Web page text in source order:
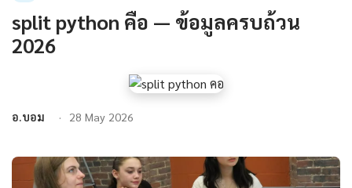
split python คือ — ข้อมูลครบถ้วน
2026
อ.บอม 28 May 2026